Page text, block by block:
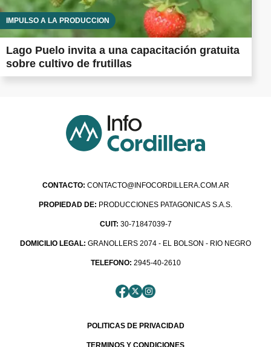
IMPULSO A LA PRODUCCIÓN
Lago Puelo invita a una capacitación gratuita
sobre cultivo de frutillas
CONTACTO: CONTACTO@INFOCORDILLERA.COM.AR
PROPIEDAD DE: PRODUCCIONES PATAGONICAS S.A.S.
CUIT: 30-71847039-7
DOMICILIO LEGAL: GRANOLLERS 2074 - EL BOLSON - RIO NEGRO
TELEFONO: 2945-40-2610
POLITICAS DE PRIVACIDAD
TERMINOS Y CONDICIONES